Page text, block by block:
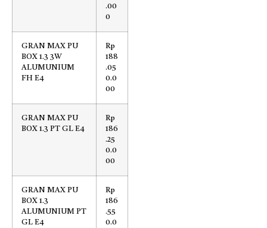
.00
0
GRAN MAX PU
BOX 1.3 3W
ALUMUNIUM
FH E4
Rp
188
.05
0.0
00
GRAN MAX PU
BOX 1.3 PT GL E4
Rp
186
.25
0.0
00
GRAN MAX PU
BOX 1.3
ALUMUNIUM PT
GL E4
Rp
186
.55
0.0